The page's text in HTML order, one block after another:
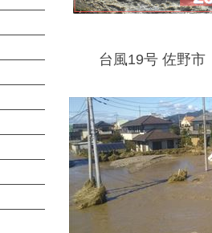
台風19号 佐野市